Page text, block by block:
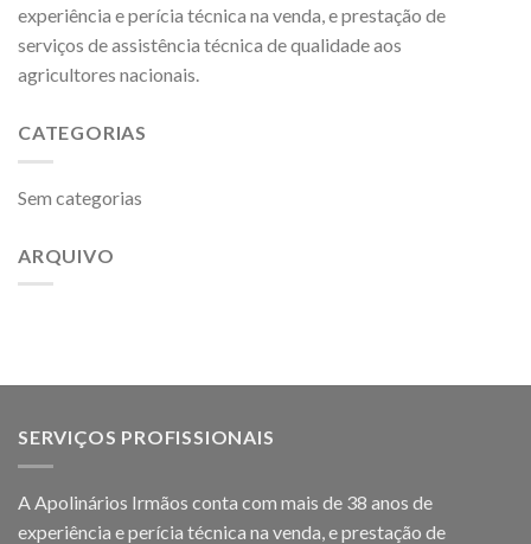
experiência e perícia técnica na venda, e prestação de
serviços de assistência técnica de qualidade aos
agricultores nacionais.
CATEGORIAS
Sem categorias
ARQUIVO
SERVIÇOS PROFISSIONAIS
A Apolinários Irmãos conta com mais de 38 anos de
experiência e perícia técnica na venda, e prestação de